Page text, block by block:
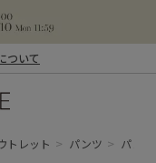
ついて
トレット パンツ パンツ